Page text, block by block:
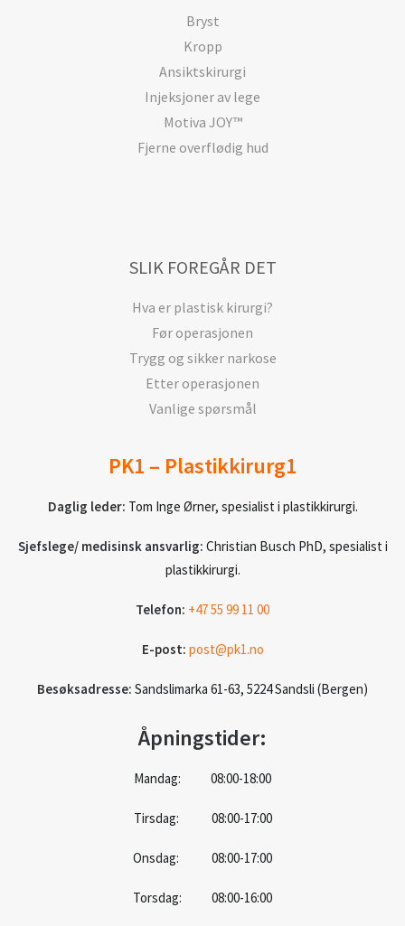
Bryst
Kropp
Ansiktskirurgi
Injeksjoner av lege
Motiva JOY™
Fjerne overflødig hud
SLIK FOREGÅR DET
Hva er plastisk kirurgi?
Før operasjonen
Trygg og sikker narkose
Etter operasjonen
Vanlige spørsmål
PK1 – Plastikkirurg1
Daglig leder: Tom Inge Ørner, spesialist i plastikkirurgi.
Sjefslege/ medisinsk ansvarlig: Christian Busch PhD, spesialist i
plastikkirurgi.
Telefon: +47 55 99 11 00
E-post: post@pk1.no
Besøksadresse: Sandslimarka 61-63, 5224 Sandsli (Bergen)
Åpningstider:
Mandag: 08:00-18:00
Tirsdag: 08:00-17:00
Onsdag: 08:00-17:00
Torsdag: 08:00-16:00